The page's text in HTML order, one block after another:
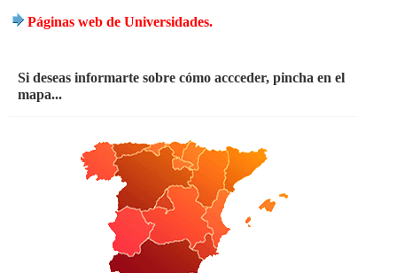
Páginas web de Universidades.
Si deseas informarte sobre cómo accceder, pincha en el
mapa...